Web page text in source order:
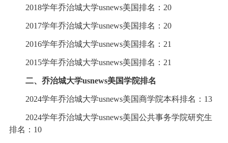
2018学年乔治城大学usnews美国排名：20
2017学年乔治城大学usnews美国排名：20
2016学年乔治城大学usnews美国排名：21
2015学年乔治城大学usnews美国排名：21
二、乔治城大学usnews美国学院排名
2024学年乔治城大学usnews美国商学院本科排名：13
2024学年乔治城大学usnews美国公共事务学院研究生
排名：10